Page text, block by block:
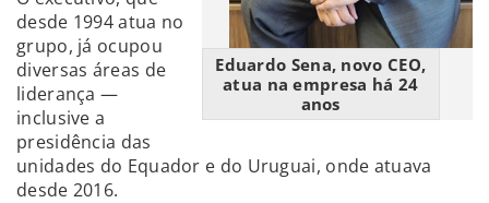
Eduardo Sena, novo CEO,
atua na empresa há 24
anos
desde 1994 atua no
grupo, já ocupou
diversas áreas de
liderança —
inclusive a
presidência das
unidades do Equador e do Uruguai, onde atuava
desde 2016.